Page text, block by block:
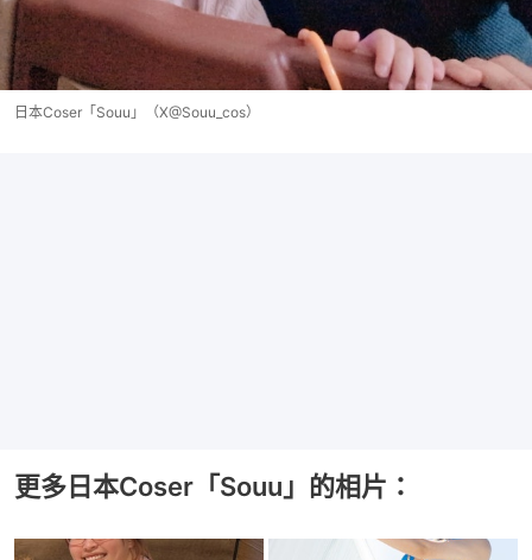
日本Coser「Souu」（X@Souu_cos）
更多日本Coser「Souu」的相片：